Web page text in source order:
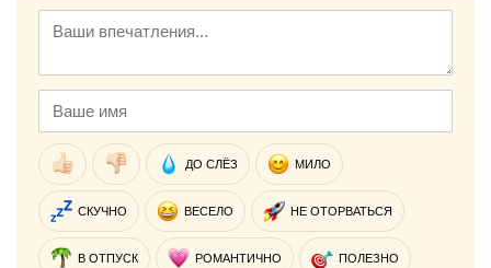
ДО СЛЁЗ МИЛО
СКУЧНО ВЕСЕЛО НЕ ОТОРВАТЬСЯ
В ОТПУСК РОМАНТИЧНО ПОЛЕЗНО